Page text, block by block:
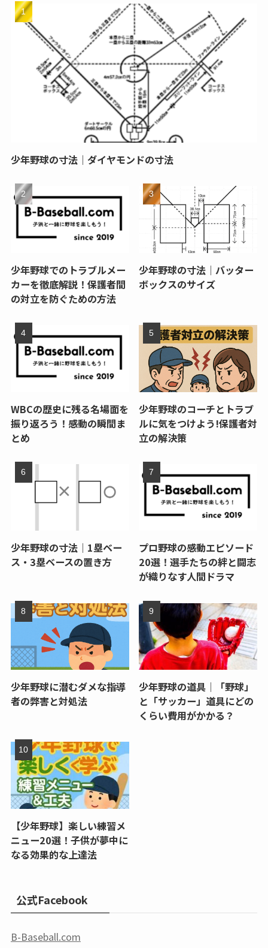
少年野球の寸法｜ダイヤモンドの寸法
少年野球でのトラブルメー
カーを徹底解説！保護者間
の対立を防ぐための方法
少年野球の寸法｜バッター
ボックスのサイズ
WBCの歴史に残る名場面を
振り返ろう！感動の瞬間ま
とめ
少年野球のコーチとトラブ
ルに気をつけよう!保護者対
立の解決策
少年野球の寸法｜1塁ベー
ス・3塁ベースの置き方
プロ野球の感動エピソード
20選！選手たちの絆と闘志
が織りなす人間ドラマ
少年野球に潜むダメな指導
者の弊害と対処法
少年野球の道具｜「野球」
と「サッカー」道具にどの
くらい費用がかかる？
【少年野球】楽しい練習メ
ニュー20選！子供が夢中に
なる効果的な上達法
公式Facebook
B-Baseball.com